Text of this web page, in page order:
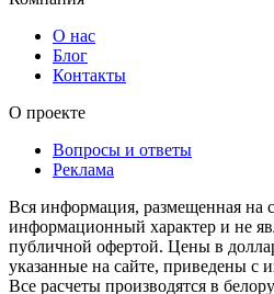
О нас
Блог
Контакты
О проекте
Вопросы и ответы
Реклама
Вся информация, размещенная на
информационный характер и не
публичной офертой. Цены в
указанные на сайте, приведены с
Все расчеты производятся в